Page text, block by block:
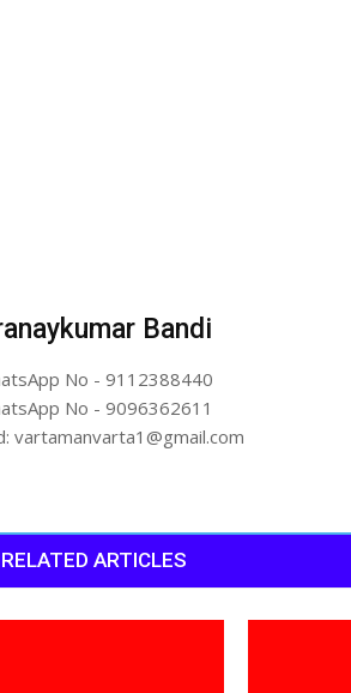
Bandi
No - 9112388440
No - 9096362611
vartamanvarta1@gmail.com
RELATED ARTICLES